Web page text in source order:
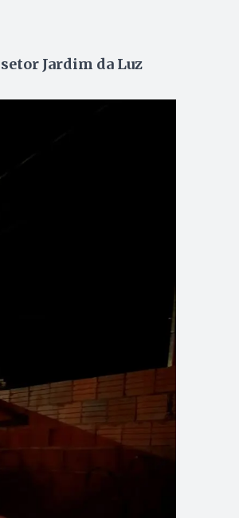
Jardim da Luz